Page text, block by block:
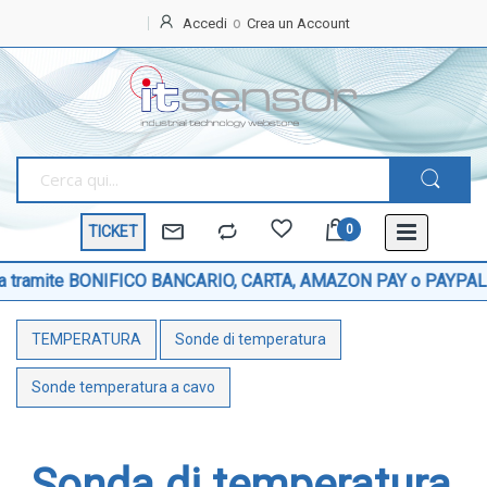
Accedi Crea un Account
TICKET
BANCARIO, CARTA, AMAZON PAY o PAYPAL!
TEMPERATURA Sonde di temperatura
Sonde temperatura a cavo
OFFERTE
SPECIALI
BEST
SELLER
TEMPERATURA
Sonde di temperatura
Sonde temperatura ambiente
Sonde temperatura a cavo
Sonde temperatura ATEX
Sonde temperatura con connettore